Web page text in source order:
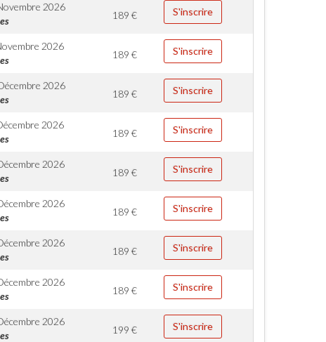
2026
189€ S'inscrire
2026
189€ S'inscrire
2026
189€ S'inscrire
2026
189€ S'inscrire
2026
189€ S'inscrire
2026
189€ S'inscrire
2026
189€ S'inscrire
2026
189€ S'inscrire
2026
199€ S'inscrire